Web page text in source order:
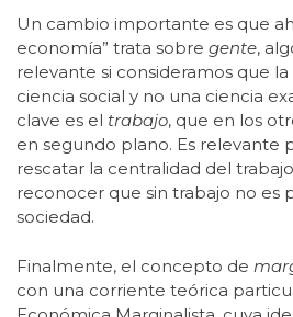
Un cambio importante es que
economía” trata sobre gente,
relevante si consideramos que
ciencia social y no una ciencia
clave es el trabajo, que en los
en segundo plano. Es relevante
rescatar la centralidad del
reconocer que sin trabajo no es
sociedad.
Finalmente, el concepto de
con una corriente teórica